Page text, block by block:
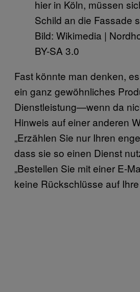
hier in Köln, müssen
Schild an die Fassade
Bild: Wikimedia |
BY-SA 3.0
Fast könnte man denken,
ein ganz gewöhnliches
Dienstleistung—wenn da
Hinweis auf einer anderen
„Erzählen Sie nur Ihren
dass sie so einen Dienst
„Bestellen Sie mit einer E-
keine Rückschlüsse auf